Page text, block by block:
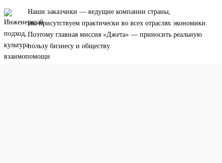
Наши заказчики — ведущие компании страны,
мы присутствуем практически во всех отраслях экономики.
Поэтому главная миссия «Джета» — приносить реальную
пользу бизнесу и обществу.